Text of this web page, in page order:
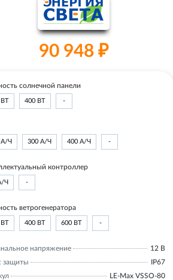
90 948 ₽
солнечной панели
ВТ 400 ВТ -
А/Ч 300 А/Ч 400 А/Ч -
контроллер
Ч -
ветрогенератора
ВТ 400 ВТ 600 ВТ -
напряжение
12 В
защиты
IP67
LE-Max VSSO-80